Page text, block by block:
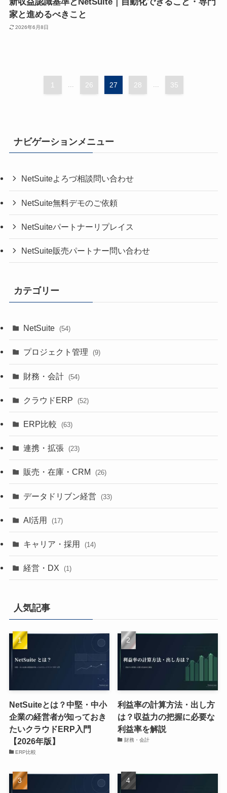
家と進めるべきこと
2026年6月8日
1 ... 26 27 28 ... 35
ナビゲーションメニュー
NetSuiteよろづ相談問い合わせ
NetSuite無料デモのご依頼
NetSuiteパートナーリプレイス
NetSuite販売パートナー問い合わせ
カテゴリー
NetSuite (54)
プロジェクト管理 (9)
財務・会計 (54)
クラウドERP (52)
ERP比較 (63)
連携・拡張 (23)
販売・在庫・CRM (26)
データドリブン経営 (33)
AI活用 (17)
キャリア・採用 (14)
経営・DX (1)
人気記事
NetSuiteとは？中堅・中小
企業の経営者が知っておき
たいクラウドERP入門
【2026年版】
ERP比較
利益率の計算方法・出し方
は？収益力の把握に必要な
利益率を解説
財務・会計